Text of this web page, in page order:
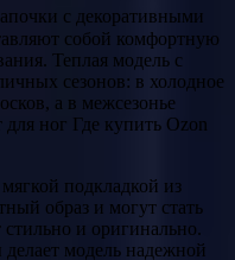
с декоративными
собой комфортную
Теплая модель с
сезонов: в холодное
а в межсезонье
ног Где купить Ozon
подкладкой из
образ и могут стать
и оригинально.
модель надежной